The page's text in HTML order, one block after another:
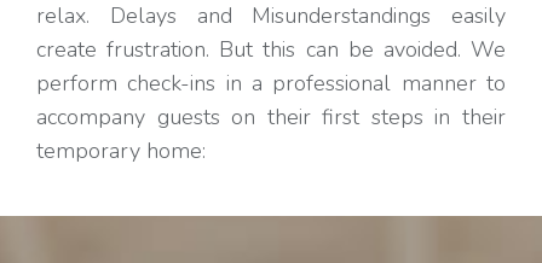
relax. Delays and Misunderstandings easily
create frustration. But this can be avoided. We
perform check-ins in a professional manner to
accompany guests on their first steps in their
temporary home: